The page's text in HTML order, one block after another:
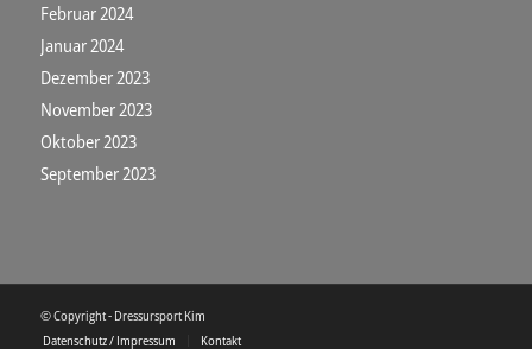
Februar 2024
Januar 2024
Dezember 2023
November 2023
Oktober 2023
September 2023
© Copyright - Dressursport Kim
Datenschutz / Impressum
Kontakt